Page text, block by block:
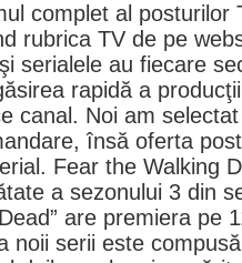
complet al posturilor
rubrica TV de pe
şi serialele au fiecare
rapidă a
canal. Noi am
însă oferta
Fear the Walking
a sezonului 3 din
are premiera pe
noii serii este